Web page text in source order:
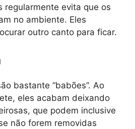
regularmente evita que os
no ambiente. Eles
outro canto para ficar.
bastante “babões”. Ao
eles acabam deixando
que podem inclusive
não forem removidas